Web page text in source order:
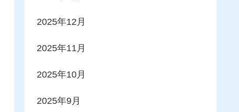
2025年12月
2025年11月
2025年10月
2025年9月